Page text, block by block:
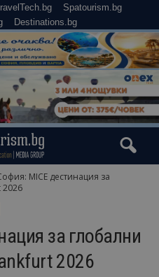
Spatourism.bg
Destinations.bg
MICE дестинация за
2026
за глобални
2026